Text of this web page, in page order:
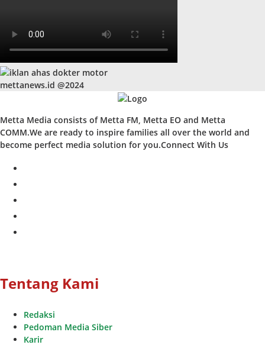
mettanews.id @2024
Metta Media consists of Metta FM, Metta EO and Metta
COMM.We are ready to inspire families all over the world and
become perfect media solution for you.Connect With Us
Tentang Kami
Redaksi
Pedoman Media Siber
Karir